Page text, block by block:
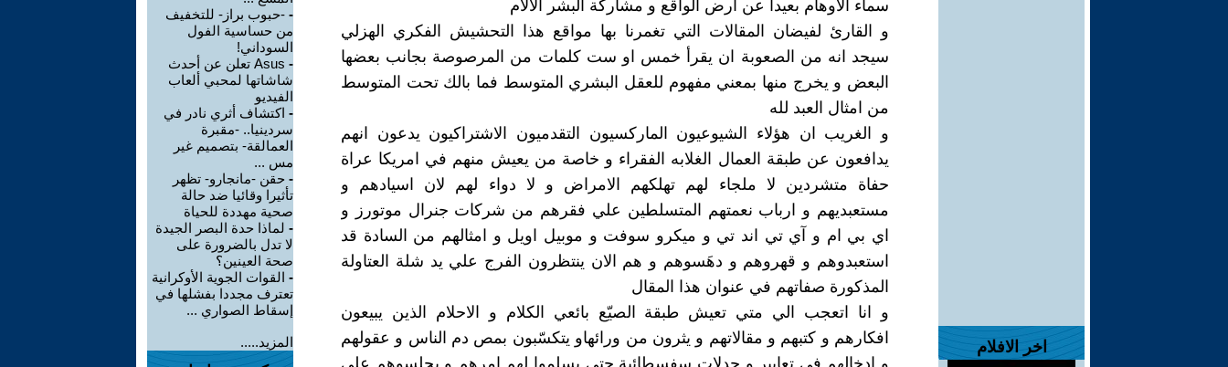
اخر الافلام
سماء الاوهام بعيدا عن ارض الواقع و مشاركة البشر الالام
و القارئ لفيضان المقالات التي تغمرنا بها مواقع هذا التحشيش الفكري الهزلي
سيجد انه من الصعوبة ان يقرأ خمس او ست كلمات من المرصوصة بجانب بعضها
البعض و يخرج منها بمعني مفهوم للعقل البشري المتوسط فما بالك تحت المتوسط
من امثال العبد لله
و الغريب ان هؤلاء الشيوعيون الماركسيون التقدميون الاشتراكيون يدعون انهم
يدافعون عن طبقة العمال الغلابه الفقراء و خاصة من يعيش منهم في امريكا عراة
حفاة متشردين لا ملجاء لهم تهلكهم الامراض و لا دواء لهم لان اسيادهم و
مستعبديهم و ارباب نعمتهم المتسلطين علي فقرهم من شركات جنرال موتورز و
اي بي ام و آي تي اند تي و ميكرو سوفت و موبيل اويل و امثالهم من السادة قد
استعبدوهم و قهروهم و دهَسوهم و هم الان ينتظرون الفرج علي يد شلة العتاولة
المذكورة صفاتهم في عنوان هذا المقال
و انا اتعجب الي متي تعيش طبقة الصيّع بائعي الكلام و الاحلام الذين يبيعون
افكارهم و كتبهم و مقالاتهم و يثرون من ورائهاو يتكسّبون بمص دم الناس و عقولهم
و ادخالهم في تعابير و جدلات سفسطائية حتي يسلموا لهم امرهم و يجلسوهم علي
- -حبوب براز- للتخفيف
من حساسية الفول
السوداني!
-
Asus تعلن عن أحدث
شاشاتها لمحبي ألعاب
الفيديو
- اكتشاف أثري نادر في
سردينيا.. -مقبرة
العمالقة- بتصميم غير
مس ...
- حقن -مانجارو- تظهر
تأثيرا وقائيا ضد حالة
صحية مهددة للحياة
- لماذا حدة البصر الجيدة
لا تدل بالضرورة على
صحة العينين؟
- القوات الجوية الأوكرانية
تعترف مجددا بفشلها في
إسقاط الصواري ...
المزيد.....